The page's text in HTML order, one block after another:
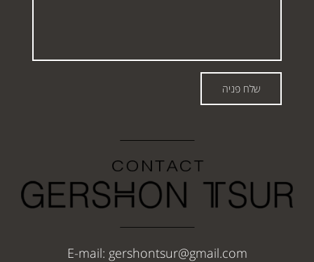
שלח פניה
E-mail: gershontsur@gmail.com